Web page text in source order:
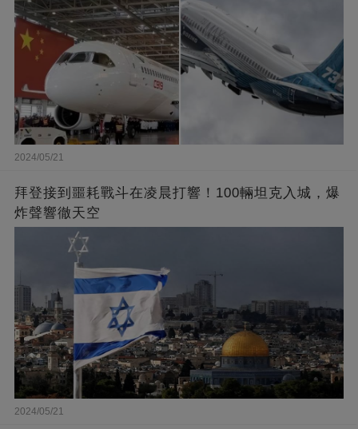
2024/05/21
拜登接到噩耗戰斗在凌晨打響！100輛坦克入城，爆
炸聲響徹天空
2024/05/21